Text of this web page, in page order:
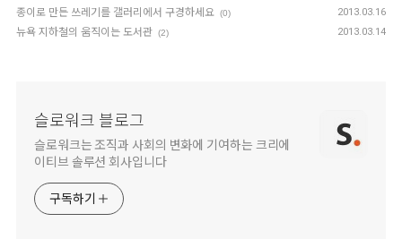
종이로 만든 쓰레기를 갤러리에서 구경하세요 (0) 2013.03.16
뉴욕 지하철의 움직이는 도서관 (2) 2013.03.14
슬로워크 블로그
슬로워크는 조직과 사회의 변화에 기여하는 크리에
이티브 솔루션 회사입니다
구독하기